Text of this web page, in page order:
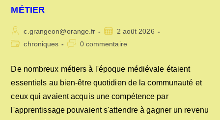
MÉTIER
Auteur/autrice
de
c.grangeon@orange.fr
Publication
publiée :
2 août 2026
Postchroniques
Commentaires
la
publication :
0 commentaire
De nombreux métiers à l'époque médiévale étaient
essentiels au bien-être quotidien de la communauté et
ceux qui avaient acquis une compétence par
l'apprentissage pouvaient s'attendre à gagner un revenu